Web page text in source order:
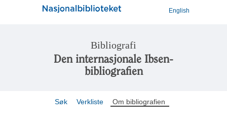
English
Bibliografi
Den internasjonale Ibsen-
bibliografien
Søk Verkliste Om bibliografien